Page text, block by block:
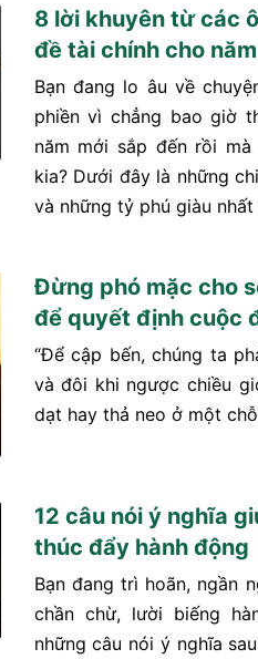
8 lời khuyên từ các
đề tài chính cho
Bạn đang lo âu về
phiền vì chẳng bao giờ
năm mới sắp đến rồi
kia? Dưới đây là những
và những tỷ phú giàu nhất
Đừng phó mặc cho
để quyết định cuộc
“Để cập bến, chúng ta
và đôi khi ngược chiều
dạt hay thả neo ở một
12 câu nói ý nghĩa
thúc đẩy hành động
Bạn đang trì hoãn, ngần
chần chừ, lười biếng
những câu nói ý nghĩa